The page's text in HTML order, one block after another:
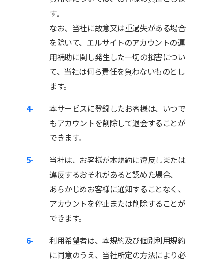
す。
なお、当社に故意又は重過失がある場合
を除いて、エルサイトのアカウントの運
用補助に関し発生した一切の損害につい
て、当社は何ら責任を負わないものとし
ます。
4-
本サービスに登録したお客様は、いつで
もアカウントを削除して退会することが
できます。
5-
当社は、お客様が本規約に違反しまたは
違反するおそれがあると認めた場合、
あらかじめお客様に通知することなく、
アカウントを停止または削除することが
できます。
6-
利用希望者は、本規約及び個別利用規約
に同意のうえ、当社所定の方法により必